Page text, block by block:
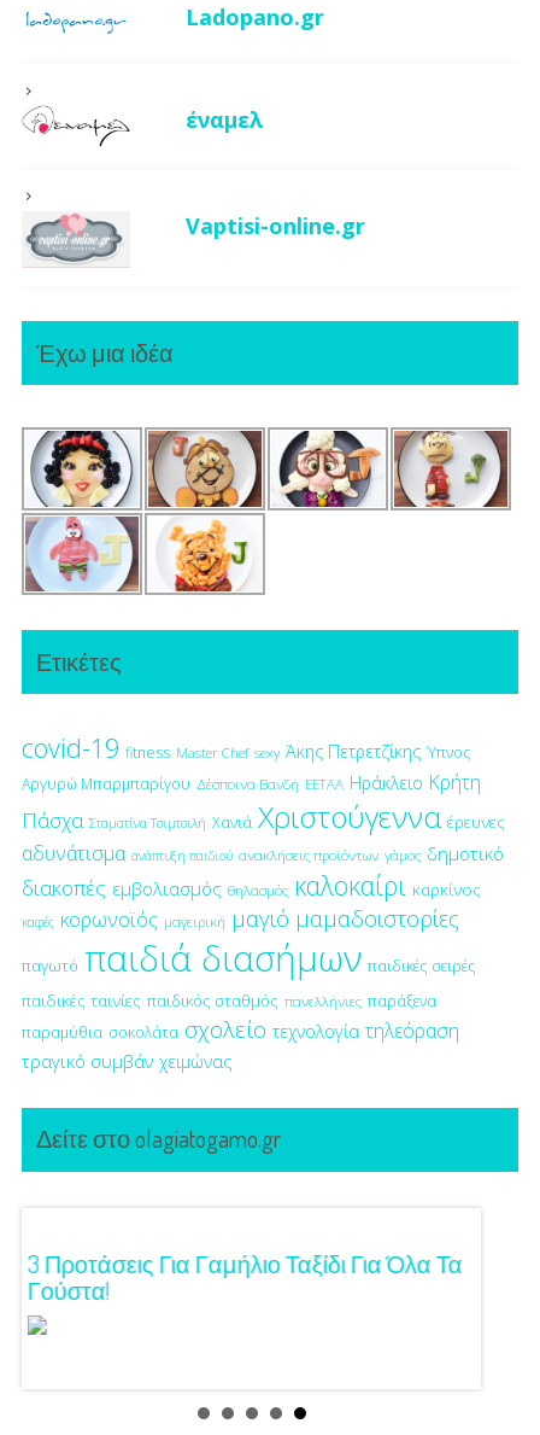
Ladopano.gr
έναμελ
Vaptisi-online.gr
Έχω μια ιδέα
Ετικέτες
covid-19 fitness Master Chef sexy Άκης Πετρετζίκης Ύπνος
Αργυρώ Μπαρμπαρίγου Δέσποινα Βανδή ΕΕΤΑΑ Ηράκλειο Κρήτη
Πάσχα Σταματίνα Τσιμτσιλή Χανιά Χριστούγεννα έρευνες
αδυνάτισμα ανάπτυξη παιδιού ανακλήσεις προϊόντων γάμος δημοτικό
διακοπές εμβολιασμός θηλασμός καλοκαίρι καρκίνος
καφές κορωνοϊός μαγειρική μαγιό μαμαδοιστορίες
παγωτό παιδιά διασήμων παιδικές σειρές
παιδικές ταινίες παιδικός σταθμός πανελλήνιες παράξενα
παραμύθια σοκολάτα σχολείο τεχνολογία τηλεόραση
τραγικό συμβάν χειμώνας
Δείτε στο olagiatogamo.gr
3 Προτάσεις Για Γαμήλιο Ταξίδι Για Όλα Τα
Γούστα!